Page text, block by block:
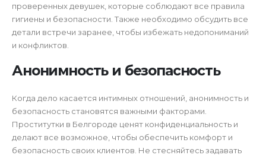
проверенных девушек, которые соблюдают все правила
гигиены и безопасности. Также необходимо обсудить все
детали встречи заранее, чтобы избежать недопониманий
и конфликтов.
Анонимность и безопасность
Когда дело касается интимных отношений, анонимность и
безопасность становятся важными факторами.
Проститутки в Белгороде ценят конфиденциальность и
делают все возможное, чтобы обеспечить комфорт и
безопасность своих клиентов. Не стесняйтесь задавать